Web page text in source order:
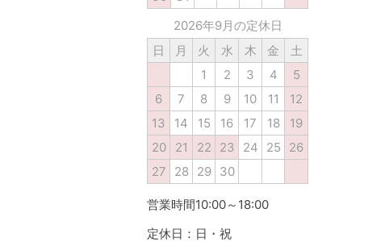
2026年9月の定休日
日
月 火 水 木 金
土
1
2 3 4
5
6
7 8 9 10 11
12
13
14 15 16 17 18
19
20
21 22 23 24 25
26
27
28 29 30
営業時間10:00～18:00
定休日：日・祝